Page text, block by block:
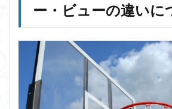
ー・ビューの違いに